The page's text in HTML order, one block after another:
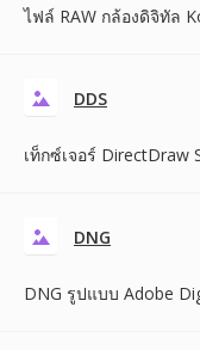
ไฟล์ RAW กล้องดิจิทัล
DDS
เท็กซ์เจอร์ DirectDraw
DNG
DNG รูปแบบ Adobe